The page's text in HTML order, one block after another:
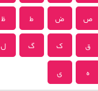
ص ض ط
ظ
ق ک گ
ل
ه ی